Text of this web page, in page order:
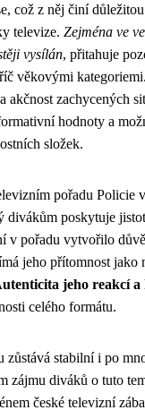
což z něj činí
televize. Zejména ve
vysílán, přitahuje
věkovými
akčnost zachycených
hodnoty a
složek.
pořadu Policie
divákům poskytuje
v pořadu vytvořilo
jeho přítomnost jako
jeho reakcí a
celého formátu.
zůstává stabilní i po
zájmu diváků o tuto
české televizní